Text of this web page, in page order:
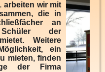
arbeiten wir mit
die in
an
der
Weitere
ein
mieten, finden
der Firma